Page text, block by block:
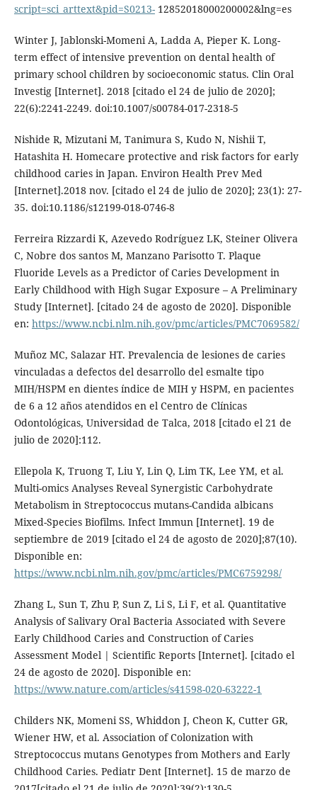
script=sci_arttext&pid=S0213-12852018000200002&lng=es
Winter J, Jablonski-Momeni A, Ladda A, Pieper K. Long-
term effect of intensive prevention on dental health of
primary school children by socioeconomic status. Clin Oral
Investig [Internet]. 2018 [citado el 24 de julio de 2020];
22(6):2241-2249. doi:10.1007/s00784-017-2318-5
Nishide R, Mizutani M, Tanimura S, Kudo N, Nishii T,
Hatashita H. Homecare protective and risk factors for early
childhood caries in Japan. Environ Health Prev Med
[Internet].2018 nov. [citado el 24 de julio de 2020]; 23(1): 27-
35. doi:10.1186/s12199-018-0746-8
Ferreira Rizzardi K, Azevedo Rodríguez LK, Steiner Olivera
C, Nobre dos santos M, Manzano Parisotto T. Plaque
Fluoride Levels as a Predictor of Caries Development in
Early Childhood with High Sugar Exposure – A Preliminary
Study [Internet]. [citado 24 de agosto de 2020]. Disponible
en: https://www.ncbi.nlm.nih.gov/pmc/articles/PMC7069582/
Muñoz MC, Salazar HT. Prevalencia de lesiones de caries
vinculadas a defectos del desarrollo del esmalte tipo
MIH/HSPM en dientes índice de MIH y HSPM, en pacientes
de 6 a 12 años atendidos en el Centro de Clínicas
Odontológicas, Universidad de Talca, 2018 [citado el 21 de
julio de 2020]:112.
Ellepola K, Truong T, Liu Y, Lin Q, Lim TK, Lee YM, et al.
Multi-omics Analyses Reveal Synergistic Carbohydrate
Metabolism in Streptococcus mutans-Candida albicans
Mixed-Species Biofilms. Infect Immun [Internet]. 19 de
septiembre de 2019 [citado el 24 de agosto de 2020];87(10).
Disponible en:
https://www.ncbi.nlm.nih.gov/pmc/articles/PMC6759298/
Zhang L, Sun T, Zhu P, Sun Z, Li S, Li F, et al. Quantitative
Analysis of Salivary Oral Bacteria Associated with Severe
Early Childhood Caries and Construction of Caries
Assessment Model | Scientific Reports [Internet]. [citado el
24 de agosto de 2020]. Disponible en:
https://www.nature.com/articles/s41598-020-63222-1
Childers NK, Momeni SS, Whiddon J, Cheon K, Cutter GR,
Wiener HW, et al. Association of Colonization with
Streptococcus mutans Genotypes from Mothers and Early
Childhood Caries. Pediatr Dent [Internet]. 15 de marzo de